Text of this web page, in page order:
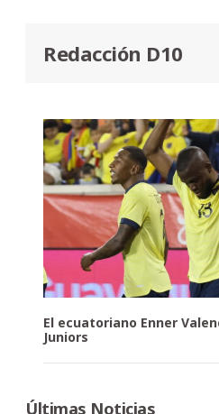
Redacción D10
El ecuatoriano Enner
Juniors
Últimas Noticias